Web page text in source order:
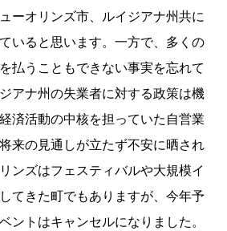
ーオリンズ市、ルイジアナ州共に
いると思います。一方で、多くの
払うこともできない事実を忘れて
アナ州の失業者に対する政策は機
済活動の中核を担っていた自営業
来の見通しが立たず不安に晒され
ンズはフェスティバルや大規模イ
てきた町でもありますが、今年予
ントはキャンセルになりました。